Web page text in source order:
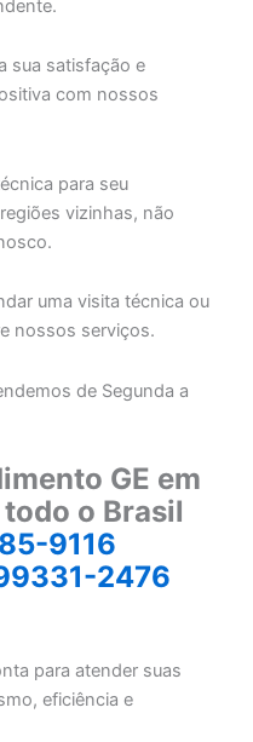
sua satisfação e
com nossos
para seu
vizinhas, não
uma visita técnica ou
nossos serviços.
de Segunda a
GE em
o Brasil
9116
2476
para atender suas
eficiência e